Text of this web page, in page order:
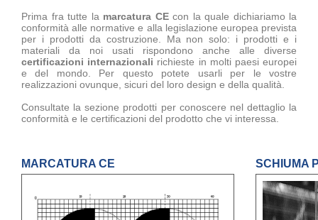
Prima fra tutte la marcatura CEcon la quale dichiariamo la
conformità alle normative e alla legislazione europea prevista
per i prodotti da costruzione. Ma non solo: i prodotti e i
materiali da noi usati rispondono anche alle diverse
certificazioni internazionali richieste in molti paesi europei
e del mondo. Per questo potete usarli per le vostre
realizzazioni ovunque, sicuri del loro design e della qualità.
Consultate la sezione prodotti per conoscere nel dettaglio la
conformità e le certificazioni del prodotto che vi interessa.
MARCATURA CE SCHIUMA